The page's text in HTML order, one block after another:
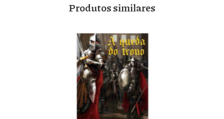
Produtos similares